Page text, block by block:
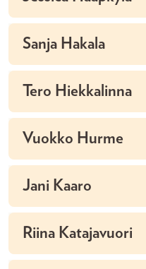
Sanja Hakala
Tero Hiekkalinna
Vuokko Hurme
Jani Kaaro
Riina Katajavuori